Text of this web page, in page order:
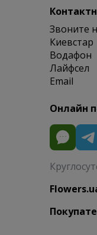
Звоните
Киевстар
Водафон
Лайфсел
Email
Онлайн